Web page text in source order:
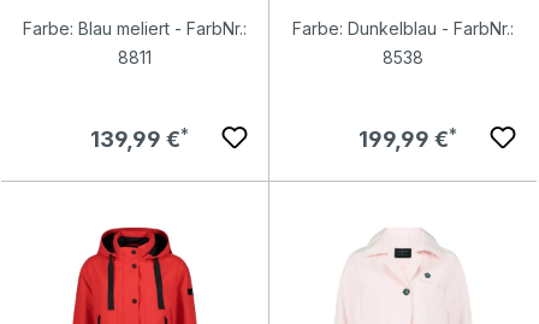
Farbe: Blau meliert - FarbNr.:
8811
Regulärer Preis:
139,99 €
Farbe: Dunkelblau - FarbNr.:
8538
Regulärer Preis:
199,99 €